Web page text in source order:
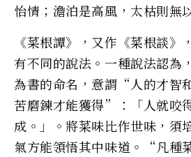
怡情；澹泊是高風，太枯則無
《菜根譚》，又作《菜根談》
有不同的說法。一種說法認為
為書的命名，意謂“人的才智
苦磨鍊才能獲得”：「人就咬
成。」。將菜味比作世味，須
氣方能領悟其中味道。“凡種